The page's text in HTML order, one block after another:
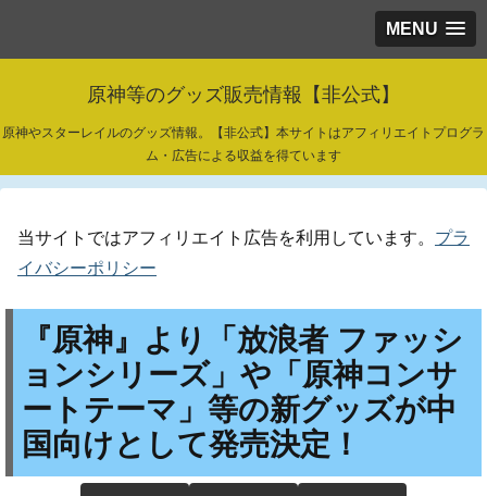
MENU
原神等のグッズ販売情報【非公式】
原神やスターレイルのグッズ情報。【非公式】本サイトはアフィリエイトプログラ
ム・広告による収益を得ています
当サイトではアフィリエイト広告を利用しています。 プラ
イバシーポリシー
『原神』より「放浪者 ファッシ
ョンシリーズ」や「原神コンサ
ートテーマ」等の新グッズが中
国向けとして発売決定！